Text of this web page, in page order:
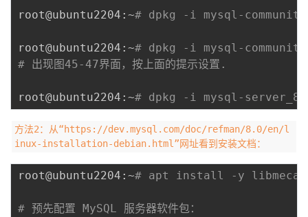
root@ubuntu2204:~# dpkg -i mysql-
root@ubuntu2204:~# dpkg -i mysql-
# 出现图45-47界面，按上面的提示设置.
root@ubuntu2204:~# dpkg -i mysql-
方法2：从“https://dev.mysql.com/doc/refman/8.0/en/l
inux-installation-debian.html”网址看到安装文档：
root@ubuntu2204:~# apt install -y
# 预先配置 MySQL 服务器软件包：